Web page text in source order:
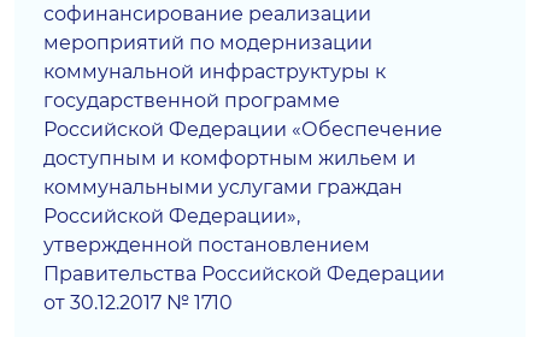
софинансирование реализации
мероприятий по модернизации
коммунальной инфраструктуры к
государственной программе
Российской Федерации «Обеспечение
доступным и комфортным жильем и
коммунальными услугами граждан
Российской Федерации»,
утвержденной постановлением
Правительства Российской Федерации
от 30.12.2017 № 1710